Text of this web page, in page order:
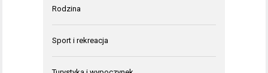
Rodzina
Sport i rekreacja